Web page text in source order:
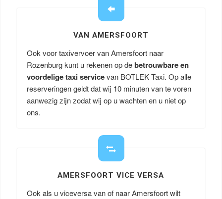
VAN AMERSFOORT
Ook voor taxivervoer van Amersfoort naar
Rozenburg kunt u rekenen op debetrouwbare en
voordelige taxi servicevan BOTLEK Taxi. Op alle
reserveringen geldt dat wij 10 minuten van te voren
aanwezig zijn zodat wij op u wachten en u niet op
ons.
AMERSFOORT VICE VERSA
Ook als u viceversa van of naar Amersfoort wilt